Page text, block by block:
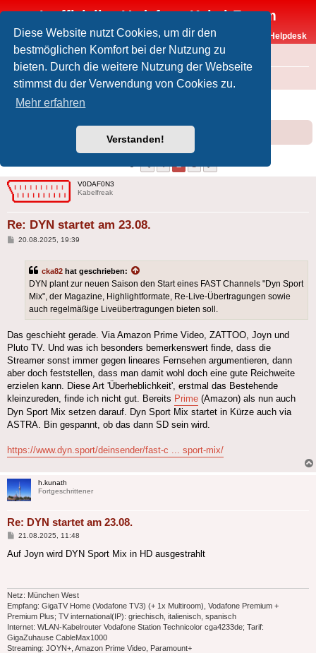
Diese Website nutzt Cookies, um dir den
bestmöglichen Komfort bei der Nutzung zu
bieten. Durch die weitere Nutzung der Webseite
stimmst du der Verwendung von Cookies zu.
Mehr erfahren
Verstanden!
Inoffizielles Vodafone-Kabel-Forum
Vodafone-Kabel-Helpdesk
FAQ
Foren-Übersicht Offtopic
DYN startet am 23.08.
Vorherige
1 2 3 Nächste
V0DAF0N3
Kabelfreak
Re: DYN startet am 23.08.
Beitrag
20.08.2025, 19:39
cka82 hat geschrieben:
DYN plant zur neuen Saison den Start eines FAST Channels "Dyn Sport
Mix", der Magazine, Highlightformate, Re-Live-Übertragungen sowie
auch regelmäßige Liveübertragungen bieten soll.
Das geschieht gerade. Via Amazon Prime Video, ZATTOO, Joyn und
Pluto TV. Und was ich besonders bemerkenswert finde, dass die
Streamer sonst immer gegen lineares Fernsehen argumentieren, dann
aber doch feststellen, dass man damit wohl doch eine gute Reichweite
erzielen kann. Diese Art 'Überheblichkeit', erstmal das Bestehende
kleinzureden, finde ich nicht gut. Bereits Prime (Amazon) als nun auch
Dyn Sport Mix setzen darauf. Dyn Sport Mix startet in Kürze auch via
ASTRA. Bin gespannt, ob das dann SD sein wird.
https://www.dyn.sport/deinsender/fast-c ... sport-mix/
h.kunath
Fortgeschrittener
Re: DYN startet am 23.08.
Beitrag
21.08.2025, 11:48
Auf Joyn wird DYN Sport Mix in HD ausgestrahlt
Netz: München West
Empfang: GigaTV Home (Vodafone TV3) (+ 1x Multiroom), Vodafone Premium +
Premium Plus; TV international(IP): griechisch, italienisch, spanisch
Internet: WLAN-Kabelrouter Vodafone Station Technicolor cga4233de; Tarif:
GigaZuhause CableMax1000
Streaming: JOYN+, Amazon Prime Video, Paramount+